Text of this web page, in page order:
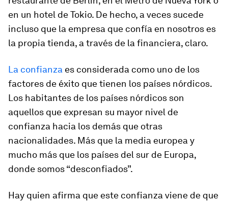
en un hotel de Tokio. De hecho, a veces sucede
incluso que la empresa que confía en nosotros es
la propia tienda, a través de la financiera, claro.
La confianza es considerada como uno de los
factores de éxito que tienen los países nórdicos.
Los habitantes de los países nórdicos son
aquellos que expresan su mayor nivel de
confianza hacia los demás que otras
nacionalidades. Más que la media europea y
mucho más que los países del sur de Europa,
donde somos “desconfiados”.
Hay quien afirma que este confianza viene de que